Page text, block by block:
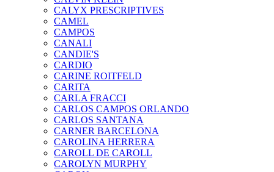
CALYX PRESCRIPTIVES
CAMEL
CAMPOS
CANALI
CANDIE'S
CARDIO
CARINE ROITFELD
CARITA
CARLA FRACCI
CARLOS CAMPOS ORLANDO
CARLOS SANTANA
CARNER BARCELONA
CAROLINA HERRERA
CAROLL DE CAROLL
CAROLYN MURPHY